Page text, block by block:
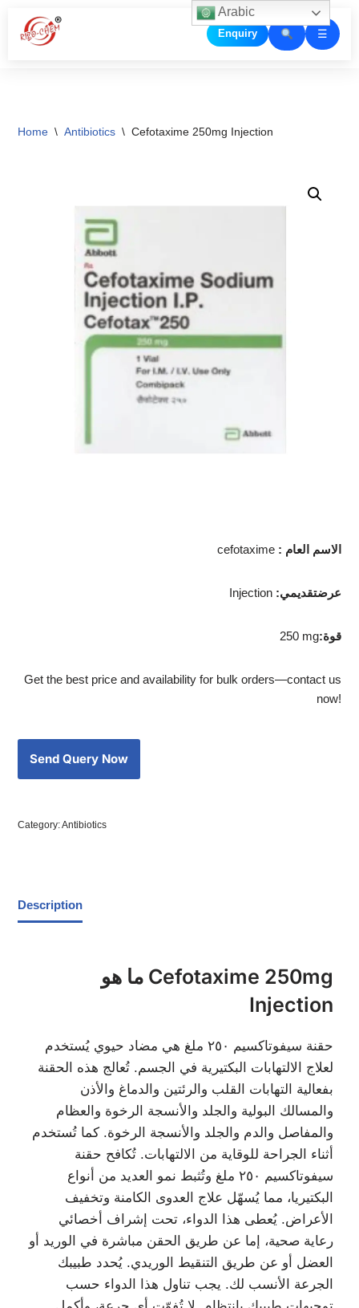
Skip
Enquiry ☰
Home \ Antibiotics \ Cefotaxime 250mg Injection
cefotaxime : الاسم العام
Injection :عرضتقديمي
250 mg:قوة
Get the best price and availability for bulk orders—contact us
now!
Category:Antibiotics
Description
ما هو Cefotaxime 250mg
Injection
حقنة سيفوتاكسيم ٢٥٠ ملغ هي مضاد حيوي يُستخدم
لعلاج الالتهابات البكتيرية في الجسم. تُعالج هذه الحقنة
بفعالية التهابات القلب والرئتين والدماغ والأذن
والمسالك البولية والجلد والأنسجة الرخوة والعظام
والمفاصل والدم والجلد والأنسجة الرخوة. كما تُستخدم
أثناء الجراحة للوقاية من الالتهابات. تُكافح حقنة
سيفوتاكسيم ٢٥٠ ملغ وتُثبط نمو العديد من أنواع
البكتيريا، مما يُسهّل علاج العدوى الكامنة وتخفيف
الأعراض. يُعطى هذا الدواء، تحت إشراف أخصائي
رعاية صحية، إما عن طريق الحقن مباشرة في الوريد أو
العضل أو عن طريق التنقيط الوريدي. يُحدد طبيبك
الجرعة الأنسب لك. يجب تناول هذا الدواء حسب
Arabic